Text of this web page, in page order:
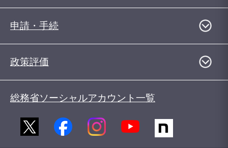
申請・手続
政策評価
総務省ソーシャルアカウント一覧